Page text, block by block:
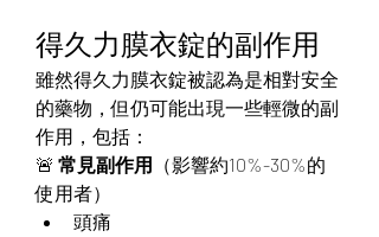
得久力膜衣錠的副作用
雖然得久力膜衣錠被認為是相對安全
的藥物，但仍可能出現一些輕微的副
作用，包括：
🚨 常見副作用 （影響約10%-30%的
使用者）
頭痛